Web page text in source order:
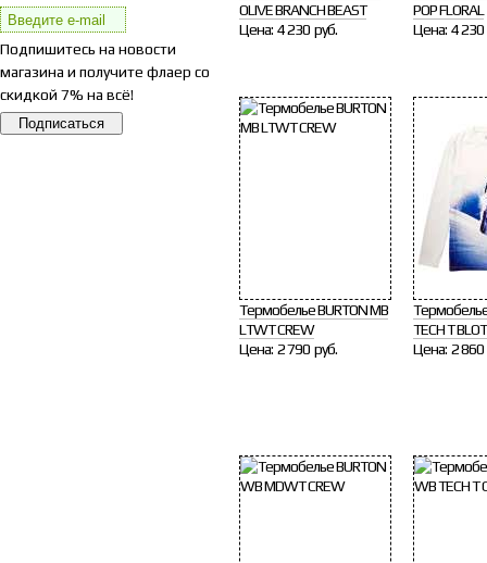
OLIVE BRANCH BEAST
Цена: 4 230 руб.
POP FLORAL
Цена: 4 230
Термобелье BURTON MB
LTWT CREW
Цена: 2 790 руб.
TECH T
Цена: 2 860
Подпишитесь на новости
магазина и получите флаер со
скидкой 7% на всё!